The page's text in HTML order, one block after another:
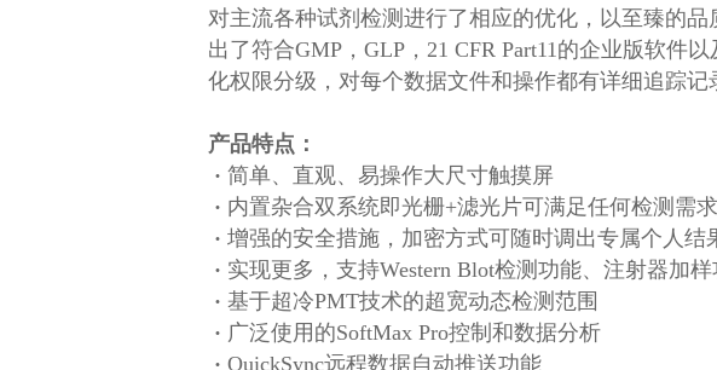
对主流各种试剂检测进行了相应的优化，以至臻的
出了符合GMP ， GLP ， 21 CFR Part11的企业版软件以
化权限分级，对每个数据文件和操作都有详细追踪记
产品特点：
· 简单、直观、易操作大尺寸触摸屏
· 内置杂合双系统即光栅+滤光片可满足任何检测需求
· 增强的安全措施，加密方式可随时调出专属个人结
· 实现更多，支持Western Blot检测功能、注射器加样
· 基于超冷PMT技术的超宽动态检测范围
· 广泛使用的SoftMax Pro控制和数据分析
· QuickSync远程数据自动推送功能